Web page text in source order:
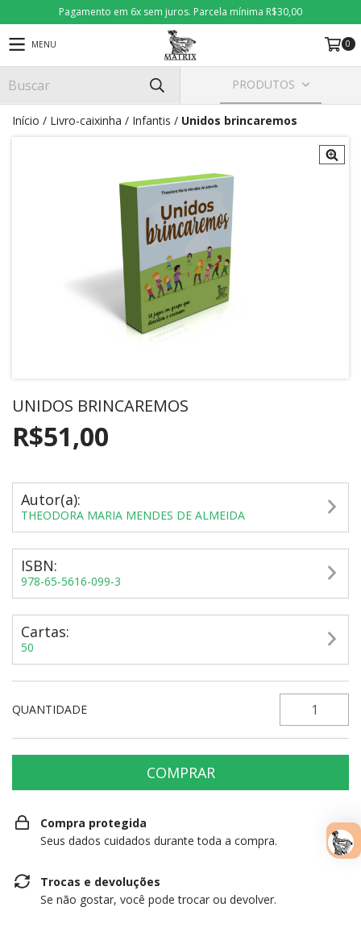
Pagamento em 6x sem juros. Parcela mínima R$30,00
MENU 0
PRODUTOS
Início / Livro-caixinha / Infantis / Unidos brincaremos
UNIDOS BRINCAREMOS
R$51,00
Autor(a):
THEODORA MARIA MENDES DE ALMEIDA
ISBN:
978-65-5616-099-3
Cartas:
50
QUANTIDADE
Compra protegida
Seus dados cuidados durante toda a compra.
Trocas e devoluções
Se não gostar, você pode trocar ou devolver.